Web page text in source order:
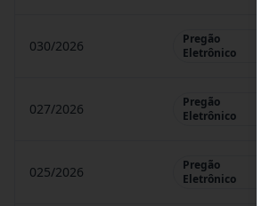
030/2026
Pregão
Eletrônico
027/2026
Pregão
Eletrônico
025/2026
Pregão
Eletrônico